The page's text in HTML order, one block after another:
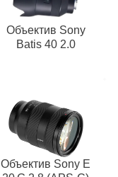
Объектив Sony
Batis 40 2.0
Объектив Sony E